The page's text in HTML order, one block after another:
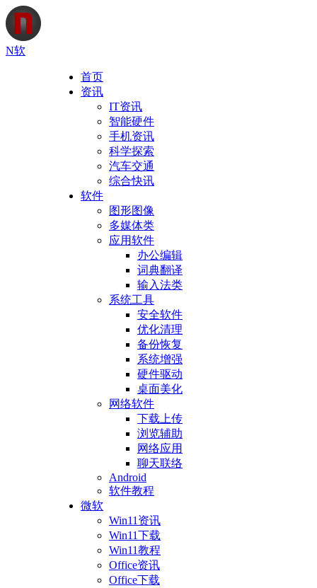
N软
首页
资讯
IT资讯
智能硬件
手机资讯
科学探索
汽车交通
综合快讯
软件
图形图像
多媒体类
应用软件
办公编辑
词典翻译
输入法类
系统工具
安全软件
优化清理
备份恢复
系统增强
硬件驱动
桌面美化
网络软件
下载上传
浏览辅助
网络应用
聊天联络
Android
软件教程
微软
Win11资讯
Win11下载
Win11教程
Office资讯
Office下载